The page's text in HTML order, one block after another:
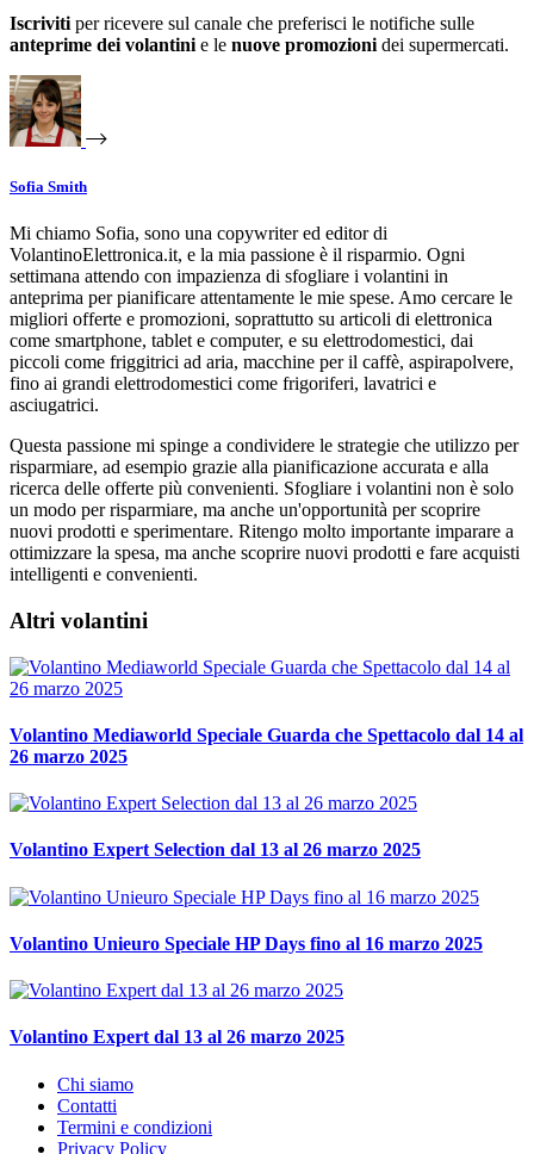
Iscriviti per ricevere sul canale che preferisci le notifiche sulle
anteprime dei volantini e le nuove promozioni dei supermercati.
Sofia Smith
Mi chiamo Sofia, sono una copywriter ed editor di
VolantinoElettronica.it, e la mia passione è il risparmio. Ogni
settimana attendo con impazienza di sfogliare i volantini in
anteprima per pianificare attentamente le mie spese. Amo cercare le
migliori offerte e promozioni, soprattutto su articoli di elettronica
come smartphone, tablet e computer, e su elettrodomestici, dai
piccoli come friggitrici ad aria, macchine per il caffè, aspirapolvere,
fino ai grandi elettrodomestici come frigoriferi, lavatrici e
asciugatrici.
Questa passione mi spinge a condividere le strategie che utilizzo per
risparmiare, ad esempio grazie alla pianificazione accurata e alla
ricerca delle offerte più convenienti. Sfogliare i volantini non è solo
un modo per risparmiare, ma anche un'opportunità per scoprire
nuovi prodotti e sperimentare. Ritengo molto importante imparare a
ottimizzare la spesa, ma anche scoprire nuovi prodotti e fare acquisti
intelligenti e convenienti.
Altri volantini
Volantino Mediaworld Speciale Guarda che Spettacolo dal 14 al
26 marzo 2025
Volantino Expert Selection dal 13 al 26 marzo 2025
Volantino Unieuro Speciale HP Days fino al 16 marzo 2025
Volantino Expert dal 13 al 26 marzo 2025
Chi siamo
Contatti
Termini e condizioni
Privacy Policy